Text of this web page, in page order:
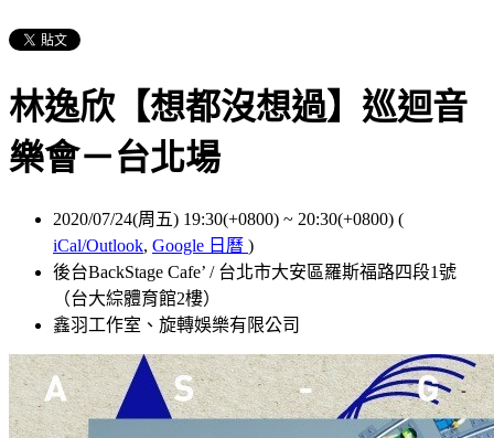
林逸欣【想都沒想過】巡迴音
樂會－台北場
2020/07/24(周五) 19:30(+0800) ~ 20:30(+0800) (
iCal/Outlook, Google 日曆 )
後台BackStage Cafe’ / 台北市大安區羅斯福路四段1號
（台大綜體育館2樓）
鑫羽工作室、旋轉娛樂有限公司